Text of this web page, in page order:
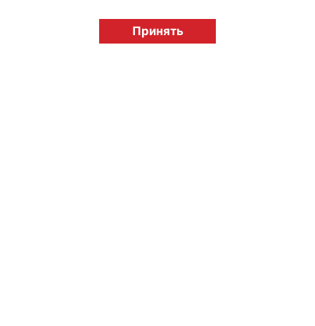
licensingrussia.ru, 2009-2026 12+
Принять